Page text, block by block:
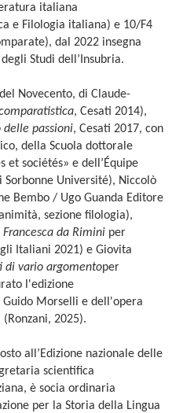
italiana
e Filologia italiana) e 10/F4
dal 2022 insegna
Studi dell’Insubria.
Novecento, di Claude-
, Cesati 2014),
passioni, Cesati 2017, con
della Scuola dottorale
sociétés» e dell’Équipe
Université), Niccolò
Bembo / Ugo Guanda Editore
sezione filologia),
Francesca da Rimini per
Italiani 2021) e Giovita
di vario argomentoper
l'edizione
Guido Morselli e dell'opera
2025).
all’Edizione nazionale delle
scientifica
è socia ordinaria
per la Storia della Lingua